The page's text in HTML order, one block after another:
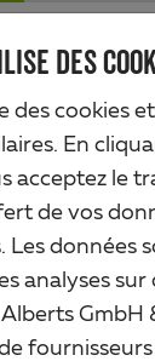
DES
des cookies
En
acceptez le
de vos
Les données
analyses sur
GmbH
de poteau
en bois ronds